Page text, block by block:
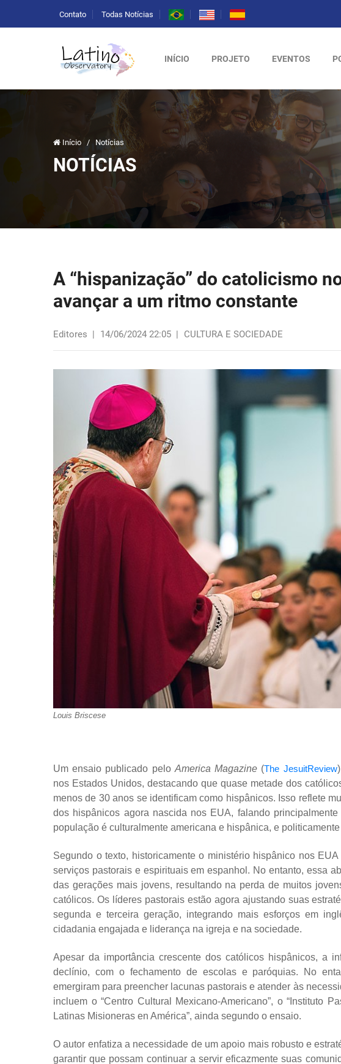
Contato Todas Notícias
INÍCIO PROJETO EVENTOS
Início / Notícias
NOTÍCIAS
A “hispanização” do catolicismo
avançar a um ritmo constante
Editores | 14/06/2024 22:05 | CULTURA E SOCIEDADE
Louis Briscese
Um ensaio publicado pelo America Magazine (The JesuitReview)
nos Estados Unidos, destacando que quase metade dos
menos de 30 anos se identificam como hispânicos. Isso reflete
dos hispânicos agora nascida nos EUA, falando
população é culturalmente americana e hispânica, e
Segundo o texto, historicamente o ministério hispânico nos
serviços pastorais e espirituais em espanhol. No entanto, essa
das gerações mais jovens, resultando na perda de muitos
católicos. Os líderes pastorais estão agora ajustando suas
segunda e terceira geração, integrando mais esforços em
cidadania engajada e liderança na igreja e na sociedade.
Apesar da importância crescente dos católicos hispânicos, a
declínio, com o fechamento de escolas e paróquias. No
emergiram para preencher lacunas pastorais e atender às
incluem o “Centro Cultural Mexicano-Americano”, o “Instituto
Latinas Misioneras en América”, ainda segundo o ensaio.
O autor enfatiza a necessidade de um apoio mais robusto e
garantir que possam continuar a servir eficazmente suas